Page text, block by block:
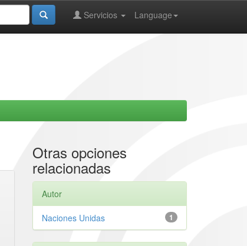
Language
Servicios
Otras opciones
relacionadas
Autor
1
Naciones Unidas